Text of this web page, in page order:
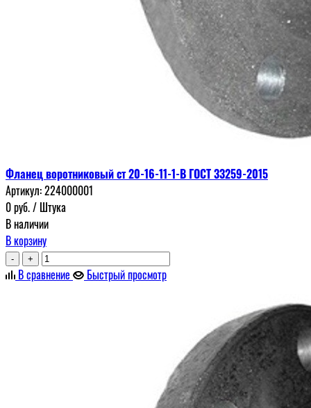
Фланец воротниковый ст 20-16-11-1-В ГОСТ 33259-2015
Артикул:224000001
0руб./ Штука
В наличии
В корзину
- +
В сравнение Быстрый просмотр